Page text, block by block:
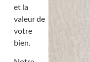
et la
valeur de
votre
bien.